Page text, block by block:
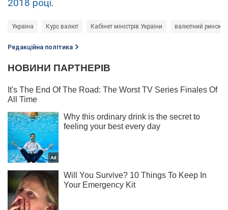
2018 році.
Україна Курс валют Кабінет міністрів України валютний ринок
Редакційна політика